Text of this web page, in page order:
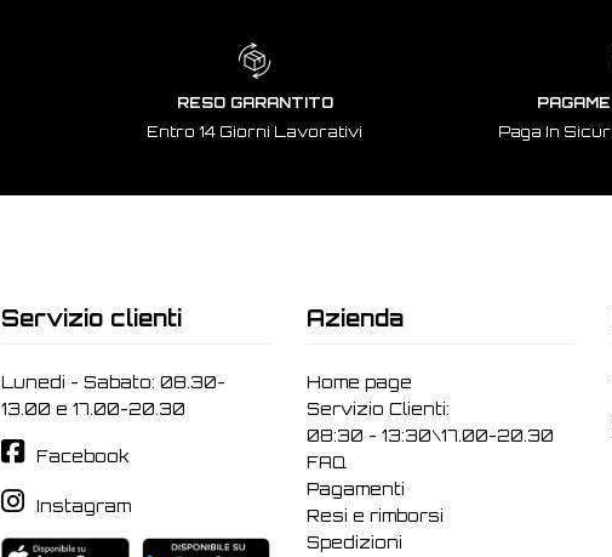
RESO GARANTITO
Entro 14 Giorni Lavorativi
Paga In
Servizio clienti
Lunedi - Sabato: 08.30-
13.00 e 17.00-20.30
Facebook
Instagram
Azienda
Home page
Servizio Clienti:
08:30 - 13:30\17.00-20.30
FAQ
Pagamenti
Resi e rimborsi
Spedizioni